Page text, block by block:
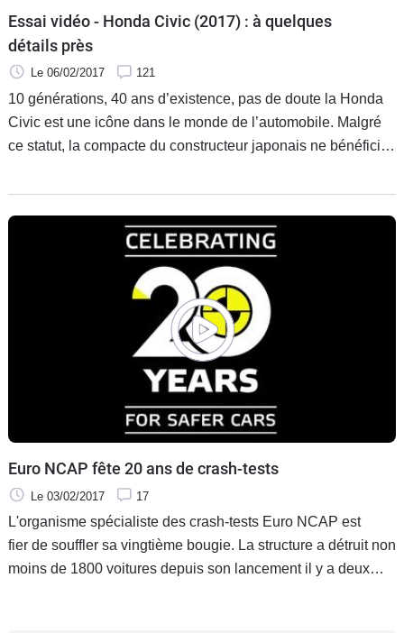
Essai vidéo - Honda Civic (2017) : à quelques
détails près
Le 06/02/2017 121
10 générations, 40 ans d’existence, pas de doute la Honda
Civic est une icône dans le monde de l’automobile. Malgré
ce statut, la compacte du constructeur japonais ne bénéficie
France. Pour essayer d’inverser cette tendance, Honda
lance cette 10e génération en repartant d’une feuille
blanche. Début de l’opération séduction avec un premier
essai animé par le 1.5 essence 182 ch.
Euro NCAP fête 20 ans de crash-tests
Le 03/02/2017 17
L'organisme spécialiste des crash-tests Euro NCAP est
fier de souffler sa vingtième bougie. La structure a détruit non
moins de 1800 voitures depuis son lancement il y a deux